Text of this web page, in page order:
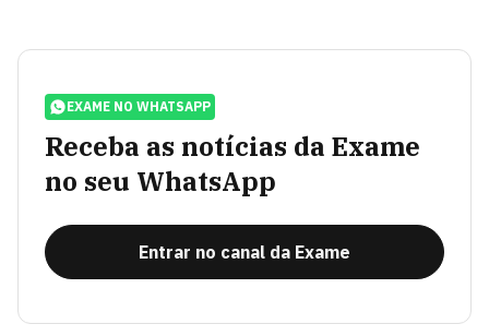
EXAME NO WHATSAPP
Receba as notícias da Exame
no seu WhatsApp
Entrar no canal da Exame